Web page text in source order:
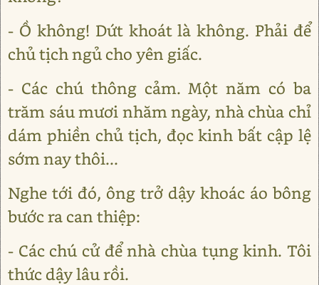
- Ồ không! Dứt khoát là không. Phải để
chủ tịch ngủ cho yên giấc.
- Các chú thông cảm. Một năm có ba
trăm sáu mươi nhăm ngày, nhà chùa chỉ
dám phiền chủ tịch, đọc kinh bất cập lệ
sớm nay thôi...
Nghe tới đó, ông trở dậy khoác áo bông
bước ra can thiệp:
- Các chú cử để nhà chùa tụng kinh. Tôi
thức dậy lâu rồi.